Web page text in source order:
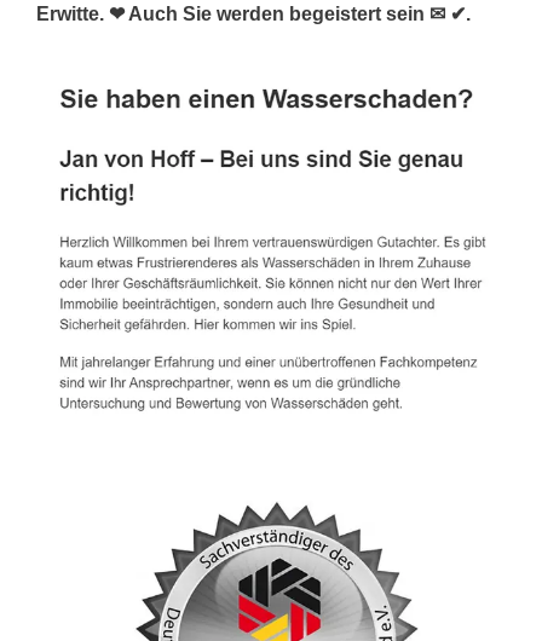
Erwitte. ❤ Auch Sie werden begeistert sein ✉ ✔.